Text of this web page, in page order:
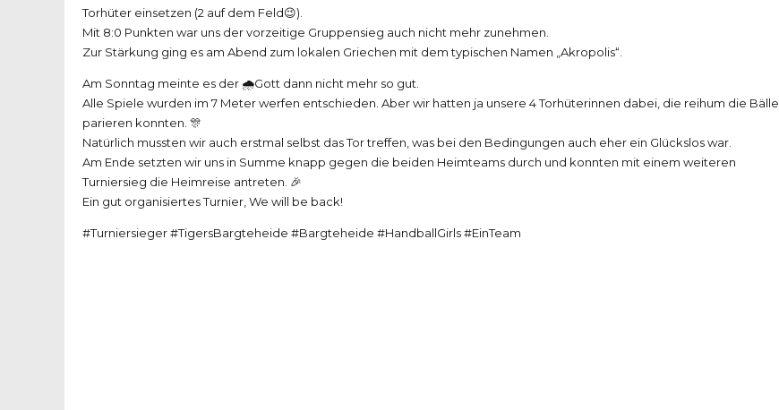
Torhüter einsetzen (2 auf dem Feld😉).
Mit 8:0 Punkten war uns der vorzeitige Gruppensieg auch nicht mehr zunehmen.
Zur Stärkung ging es am Abend zum lokalen Griechen mit dem typischen Namen „Akropolis“.
Am Sonntag meinte es der 🌧Gott dann nicht mehr so gut.
Alle Spiele wurden im 7 Meter werfen entschieden. Aber wir hatten ja unsere 4 Torhüterinnen dabei, die reihum die Bälle
parieren konnten. 🎊
Natürlich mussten wir auch erstmal selbst das Tor treffen, was bei den Bedingungen auch eher ein Glückslos war.
Am Ende setzten wir uns in Summe knapp gegen die beiden Heimteams durch und konnten mit einem weiteren
Turniersieg die Heimreise antreten. 🎉
Ein gut organisiertes Turnier, We will be back!
#Turniersieger #TigersBargteheide #Bargteheide #HandballGirls #EinTeam